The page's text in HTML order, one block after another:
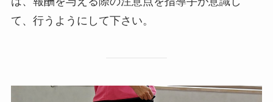
て、行うようにして下さい。